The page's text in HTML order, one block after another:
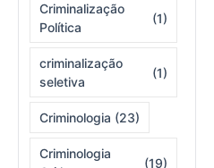
Criminalização
Política
(1)
criminalização
seletiva
(1)
Criminologia (23)
Criminologia
(19)